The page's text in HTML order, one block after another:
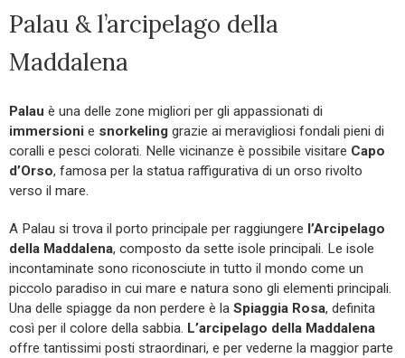
Palau & l’arcipelago della
Maddalena
Palau è una delle zone migliori per gli appassionati di
immersioni e snorkeling grazie ai meravigliosi fondali pieni di
coralli e pesci colorati. Nelle vicinanze è possibile visitare Capo
d’Orso, famosa per la statua raffigurativa di un orso rivolto
verso il mare.
A Palau si trova il porto principale per raggiungere l’Arcipelago
della Maddalena, composto da sette isole principali. Le isole
incontaminate sono riconosciute in tutto il mondo come un
piccolo paradiso in cui mare e natura sono gli elementi principali.
Una delle spiagge da non perdere è la Spiaggia Rosa, definita
così per il colore della sabbia. L’arcipelago della Maddalena
offre tantissimi posti straordinari, e per vederne la maggior parte